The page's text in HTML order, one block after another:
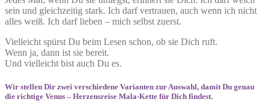
sein und gleichzeitig stark. Ich darf vertrauen, auch wenn ich nicht
alles weiß. Ich darf lieben – mich selbst zuerst.
Vielleicht spürst Du beim Lesen schon, ob sie Dich ruft.
Wenn ja, dann ist sie bereit.
Und vielleicht bist auch Du es.
Wir stellen Dir zwei verschiedene Varianten zur Auswahl, damit Du genau
die richtige Venus – Herzensreise Mala-Kette für Dich findest.